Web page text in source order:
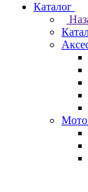
Каталог